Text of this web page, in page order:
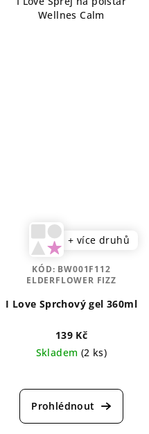
Wellnes Calm
+ více druhů
I Love Sprchový gel 360ml
139 Kč
Skladem (2 ks)
hodnocení
produktu
KÓD: BW001F112
ELDERFLOWER FIZZ